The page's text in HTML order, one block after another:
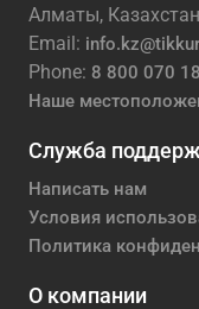
Алматы, Казахстан
Email:
Phone: 8 800 070
Наше
Служба
Написать нам
Условия
Политика
О компании